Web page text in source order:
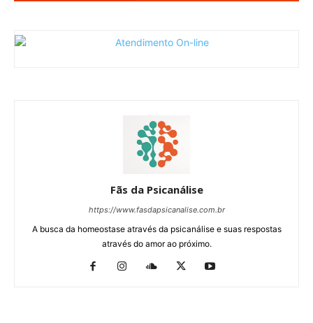
Fãs da Psicanálise
https://www.fasdapsicanalise.com.br
A busca da homeostase através da psicanálise e suas respostas
através do amor ao próximo.